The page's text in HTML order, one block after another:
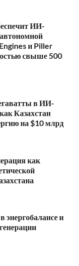
ИИ-
и Piller
свыше 500
в ИИ-
Казахстан
на $10 млрд
как
энергобалансе и